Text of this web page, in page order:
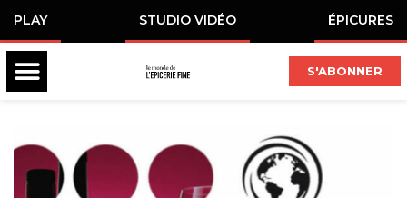
PLAY STUDIO VIDÉO ÉPICURES
S'ABONNER